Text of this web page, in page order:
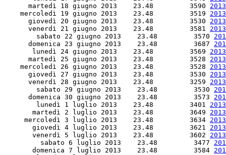
      martedì 18 giugno 2013    23.48         3590
    mercoledì 19 giugno 2013    23.48         3519
      giovedì 20 giugno 2013    23.48         3530
      venerdì 21 giugno 2013    23.48         3581
        sabato 22 giugno 2013    23.48         3570
      domenica 23 giugno 2013    23.48         3687
       lunedì 24 giugno 2013    23.48         3569
      martedì 25 giugno 2013    23.48         3528
    mercoledì 26 giugno 2013    23.48         3528
      giovedì 27 giugno 2013    23.48         3530
      venerdì 28 giugno 2013    23.48         3259
        sabato 29 giugno 2013    23.48         3530
      domenica 30 giugno 2013    23.48         3573
        lunedì 1 luglio 2013    23.48         3401
       martedì 2 luglio 2013    23.48         3649
     mercoledì 3 luglio 2013    23.48         3634
       giovedì 4 luglio 2013    23.48         3621
       venerdì 5 luglio 2013    23.48         3602
         sabato 6 luglio 2013    23.48         3477
       domenica 7 luglio 2013    23.48         3584